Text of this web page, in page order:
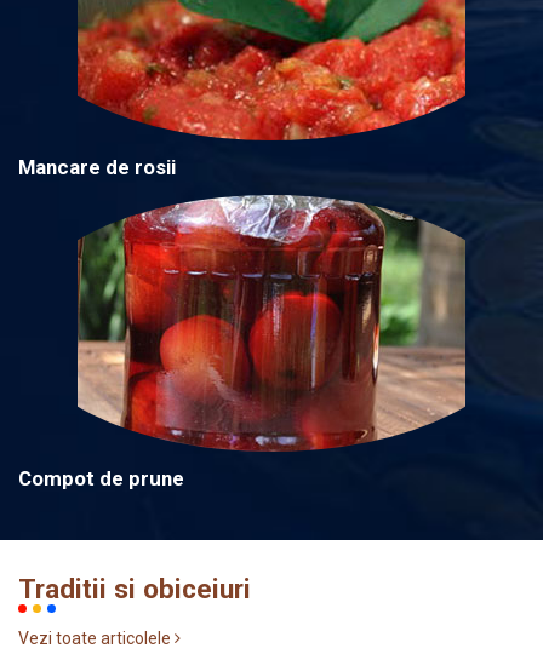
Mancare de rosii
Compot de prune
Traditii si obiceiuri
Vezi toate articolele